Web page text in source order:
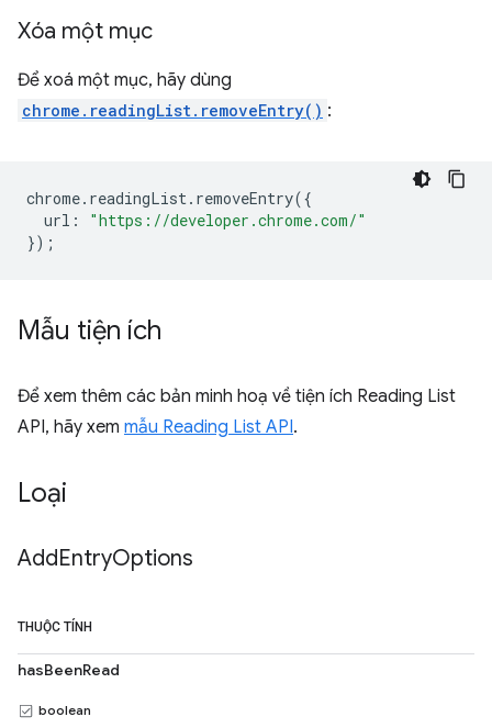
Xóa một mục
Để xoá một mục, hãy dùng
chrome.readingList.removeEntry() :
chrome. readingList . removeEntry({
url :
"https://developer.chrome.com/"
});
Mẫu tiện ích
Để xem thêm các bản minh hoạ về tiện ích Reading List
API, hãy xem mẫu Reading List API.
Loại
AddEntryOptions
THUỘC TÍNH
hasBeenRead
boolean